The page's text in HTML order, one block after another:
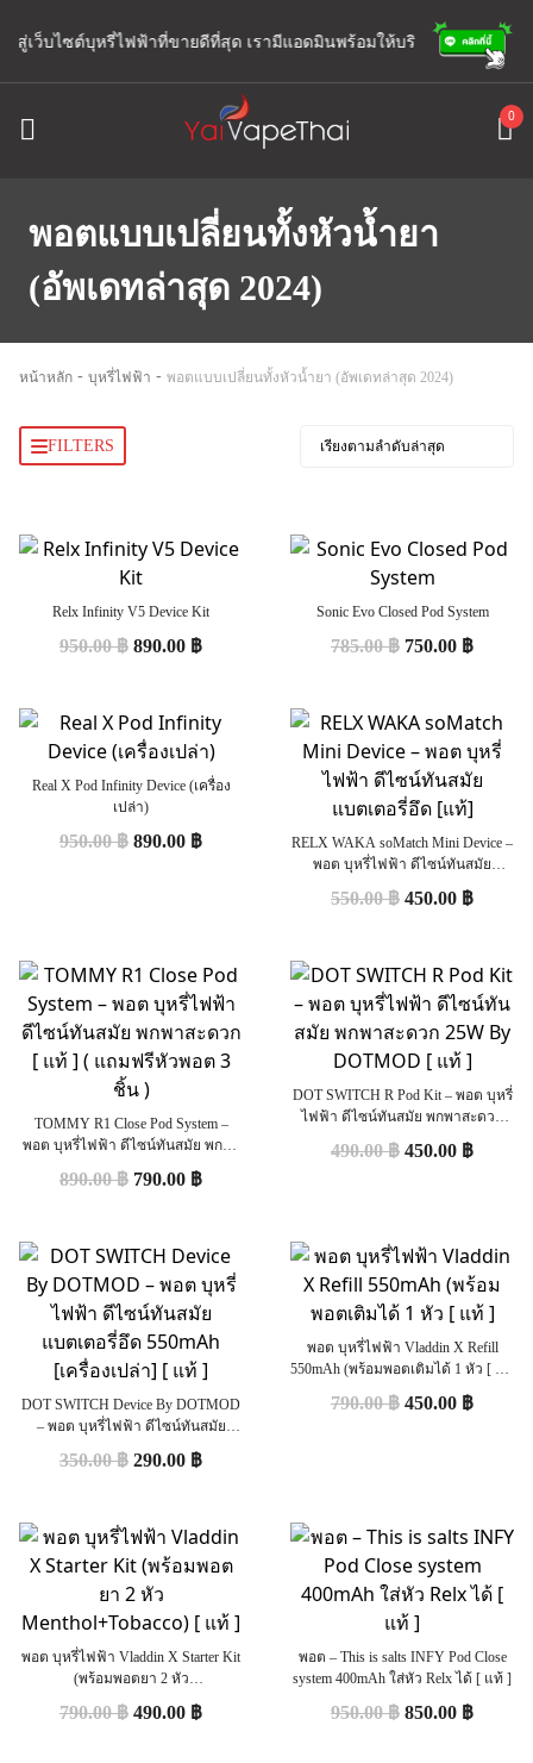
ว็บไซต์บุหรี่ไฟฟ้าที่ขายดีที่สุด เรามีแอดมินพร้อมให้บริการตลอด 24 ช.ม.
0
พอตแบบเปลี่ยนทั้งหัวน้ำยา
(อัพเดทล่าสุด 2024)
หน้าหลัก - บุหรี่ไฟฟ้า - พอตแบบเปลี่ยนทั้งหัวน้ำยา (อัพเดทล่าสุด 2024)
FILTERS
Relx Infinity V5 Device Kit
950.00฿ 890.00 ฿
Sonic Evo Closed Pod System
785.00฿ 750.00 ฿
Real X Pod Infinity Device (เครื่อง
เปล่า)
950.00฿ 890.00 ฿
RELX WAKA soMatch Mini Device –
พอต บุหรี่ไฟฟ้า ดีไซน์ทันสมัย
550.00฿ 450.00 ฿
TOMMY R1 Close Pod System –
พอต บุหรี่ไฟฟ้า ดีไซน์ทันสมัย พกพา
890.00฿ 790.00 ฿
DOT SWITCH R Pod Kit – พอต บุหรี่
ไฟฟ้า ดีไซน์ทันสมัย พกพาสะดวก
490.00฿ 450.00 ฿
DOT SWITCH Device By DOTMOD
– พอต บุหรี่ไฟฟ้า ดีไซน์ทันสมัย
แท้ ]
350.00฿ 290.00 ฿
พอต บุหรี่ไฟฟ้า Vladdin X Refill
550mAh (พร้อมพอตเติมได้ 1 หัว [ แท้
790.00฿ 450.00 ฿
พอต บุหรี่ไฟฟ้า Vladdin X Starter Kit
(พร้อมพอตยา 2 หัว
790.00฿ 490.00 ฿
พอต – This is salts INFY Pod Close
system 400mAh ใส่หัว Relx ได้ [ แท้ ]
950.00฿ 850.00 ฿